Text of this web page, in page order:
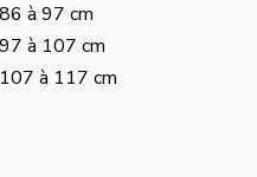
à 97 cm
à 107 cm
à 117 cm